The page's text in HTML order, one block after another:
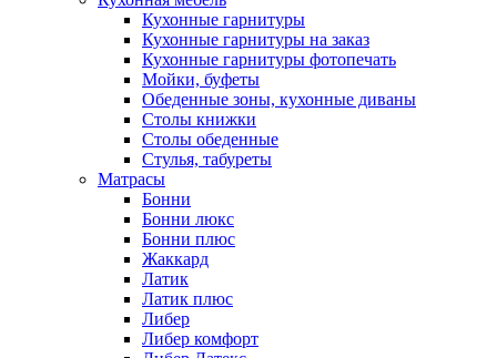
Кухонные гарнитуры
Кухонные гарнитуры на заказ
Кухонные гарнитуры фотопечать
Мойки, буфеты
Обеденные зоны, кухонные диваны
Столы книжки
Столы обеденные
Стулья, табуреты
Матрасы
Бонни
Бонни люкс
Бонни плюс
Жаккард
Латик
Латик плюс
Либер
Либер комфорт